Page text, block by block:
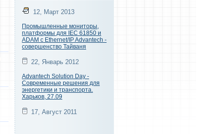
12, Март 2013
Промышленные мониторы,
платформы для IEC 61850 и
ADAM c Ethernet/IP Advantech -
совершенство Тайваня
22, Январь 2012
Advantech Solution Day -
Современные решения для
энергетики и транспорта.
Харьков, 27.09
17, Август 2011